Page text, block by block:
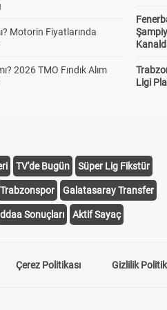
Motorin Fiyatlarında
2026 TMO Fındık Alım
Ligi
TV'de Bugün Süper Lig Fikstür
Trabzonspor Galatasaray Transfer
Sonuçları Aktif Sayaç
Çerez Politikası Gizlilik